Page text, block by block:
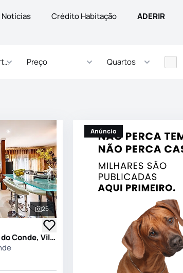
Notícias Crédito Habitação ADERIR
Preço Quartos
Ver todas as fotografias
25
Apartamento T3 em Vila do Conde, Vila do Conde
Anúncio